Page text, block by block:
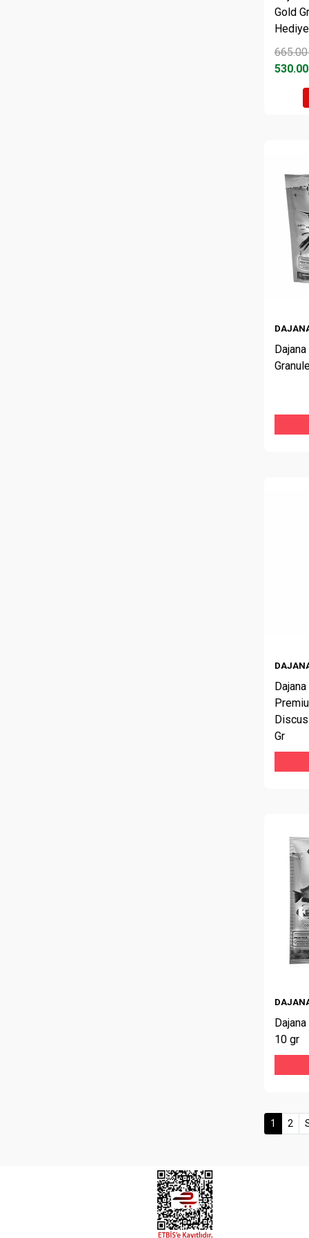
Gold
665.00
530.00
Gr
10 gr
1 2